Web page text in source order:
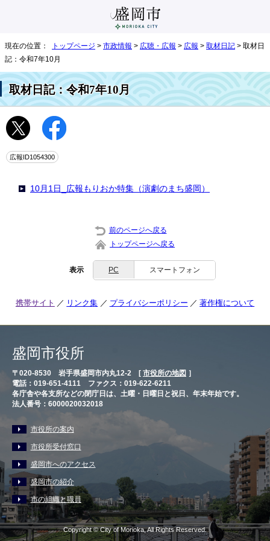
現在の位置： トップページ > 市政情報 > 広聴・広報 > 広報 > 取材日記 > 取材日
記：令和7年10月
取材日記：令和7年10月
広報ID1054300
10月1日_広報もりおか特集（演劇のまち盛岡）
前のページへ戻る
トップページへ戻る
表示 PC スマートフォン
携帯サイト リンク集 プライバシーポリシー 著作権について
盛岡市役所
〒020-8530 岩手県盛岡市内丸12-2 [ 市役所の地図 ］
電話：019-651-4111 ファクス：019-622-6211
各庁舎や各支所などの閉庁日は、土曜・日曜日と祝日、年末年始です。
法人番号：6000020032018
市役所の案内
市役所受付窓口
盛岡市へのアクセス
盛岡市の紹介
市の組織と職員
Copyright © City of Morioka, All Rights Reserved.